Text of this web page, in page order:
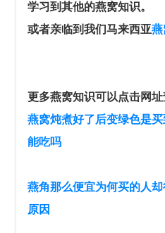
学习到其他的燕窝知识。
或者亲临到我们马来西亚燕
更多燕窝知识可以点击网址
燕窝炖煮好了后变绿色是
能吃吗
燕角那么便宜为何买的人
原因